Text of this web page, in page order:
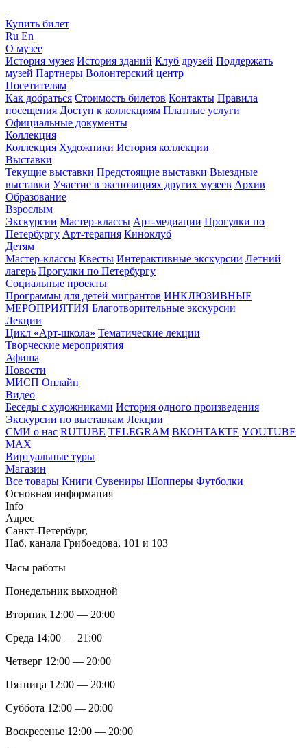
Купить билет
Ru En
О музее
История музея История зданий Клуб друзей Поддержать
музей Партнеры Волонтерский центр
Посетителям
Как добраться Стоимость билетов Контакты Правила
посещения Доступ к коллекциям Платные услуги
Официальные документы
Коллекция
Коллекция Художники История коллекции
Выставки
Текущие выставки Предстоящие выставки Выездные
выставки Участие в экспозициях других музеев Архив
Образование
Взрослым
Экскурсии Мастер-классы Арт-медиации Прогулки по
Петербургу Арт-терапия Киноклуб
Детям
Мастер-классы Квесты Интерактивные экскурсии Летний
лагерь Прогулки по Петербургу
Социальные проекты
Программы для детей мигрантов ИНКЛЮЗИВНЫЕ
МЕРОПРИЯТИЯ Благотворительные экскурсии
Лекции
Цикл «Арт-школа» Тематические лекции
Творческие мероприятия
Афиша
Новости
МИСП Онлайн
Видео
Беседы с художниками История одного произведения
Экскурсии по выставкам Лекции
СМИ о нас RUTUBE TELEGRAM ВКОНТАКТЕ YOUTUBE
MAX
Виртуальные туры
Магазин
Все товары Книги Сувениры Шопперы Футболки
Основная информация
Info
Адрес
Санкт-Петербург,
Наб. канала Грибоедова, 101 и 103
Часы работы
Понедельник выходной
Вторник 12:00 — 20:00
Среда 14:00 — 21:00
Четверг 12:00 — 20:00
Пятница 12:00 — 20:00
Суббота 12:00 — 20:00
Воскресенье 12:00 — 20:00